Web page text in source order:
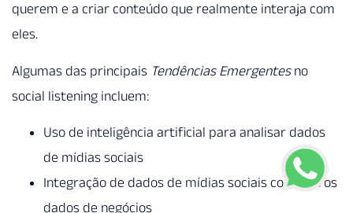
querem e a criar conteúdo que realmente interaja com
eles.
Algumas das principais Tendências Emergentesno
social listening incluem:
Uso de inteligência artificial para analisar dados
de mídias sociais
Integração de dados de mídias sociais com outros
dados de negócios